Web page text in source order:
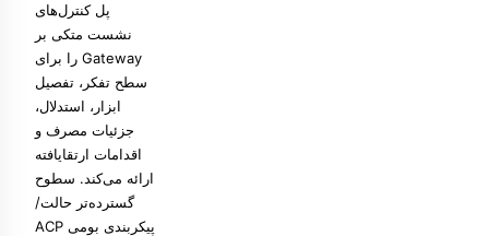
پل کنترل‌های
نشست متکی بر
Gateway را برای
سطح تفکر، تفصیل
ابزار، استدلال،
جزئیات مصرف و
اقدامات ارتقایافته
ارائه می‌کند. سطوح
گسترده‌تر حالت/
پیکربندی بومی ACP